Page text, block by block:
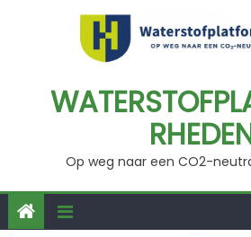
Op weg naar een CO2-